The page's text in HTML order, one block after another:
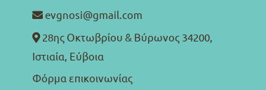
evgnosi@gmail.com
28ης Οκτωβρίου & Βύρωνος 34200,
Ιστιαία, Εύβοια
Φόρμα επικοινωνίας